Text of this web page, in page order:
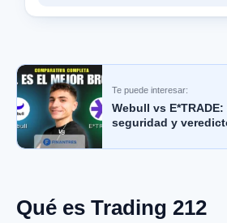
Te puede interesar:
Webull vs
seguridad y
Qué es Trading 212